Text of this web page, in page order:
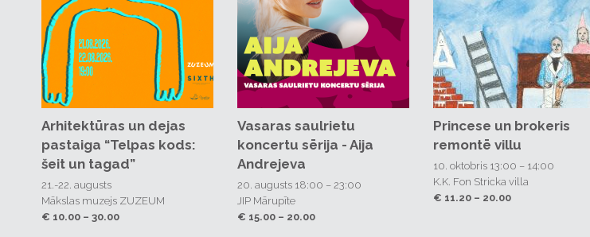
Arhitektūras un dejas
pastaiga “Telpas kods:
šeit un tagad”
21.-22. augusts
Mākslas muzejs ZUZEUM
€ 10.00 – 30.00
Vasaras saulrietu
koncertu sērija - Aija
Andrejeva
20. augusts 18:00 – 23:00
JIP Mārupīte
€ 15.00 – 20.00
Princese un brokeris
remontē villu
10. oktobris 13:00 – 14:00
K.K. Fon Stricka villa
€ 11.20 – 20.00
Abgunstes muižas svētki
"Reiz Brīnumzemē"
16. augusts 12:00 – 20:00
Abgunstes muiža
€ 12.00 – 40.00
Abgunstes muižas svētki
"Reiz Brīnumzemē"
16. augusts 12:00 – 20:00
Abgunstes muiža
€ 12.00 – 40.00
Abgunstes Tūkstoš un
vienas nakts pasaka
14. augusts 20:00 – 15. augusts
01:00
Abgunstes muiža
€ 120.00 – 150.00
Players Club
apmeklējums
2. janvāris 2025 – 31. janvāris 2027
Dažādas vietas
€ 13.00 – 20.00